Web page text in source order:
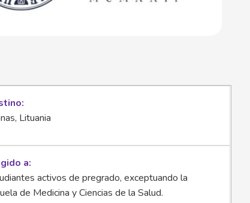
Lituania
a
activos de pregrado, exceptuando la
de Medicina y Ciencias de la Salud.